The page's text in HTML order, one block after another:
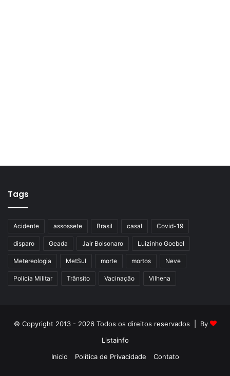
Tags
Acidente assossete Brasil casal Covid-19
disparo Geada Jair Bolsonaro Luizinho Goebel
Metereologia MetSul morte mortos Neve
Policia Militar Trânsito Vacinação Vilhena
© Copyright 2013 - 2026 Todos os direitos reservados | By
Listainfo
Inicio
Política de Privacidade Contato